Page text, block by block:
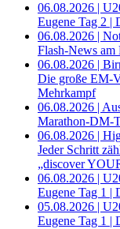
06.08.2026 |
Eugene Tag 2 |
06.08.2026 |
Flash-News am
06.08.2026 |
Die große EM-
Mehrkampf
06.08.2026 |
Marathon-DM-
06.08.2026 |
Jeder Schritt
„discover
06.08.2026 |
Eugene Tag 1 |
05.08.2026 |
Eugene Tag 1 |